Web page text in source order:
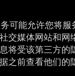
可能允许您将
交媒体网站和网
将受该第三方的
之前查看他们的